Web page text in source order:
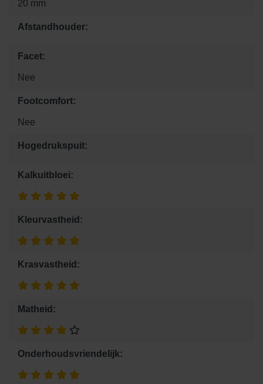
20 mm
Afstandhouder:
Facet:
Nee
Footcomfort:
Nee
Hogedrukspuit:
Kalkuitbloei:
Kleurvastheid:
Krasvastheid:
Matheid:
Onderhoudsvriendelijk: